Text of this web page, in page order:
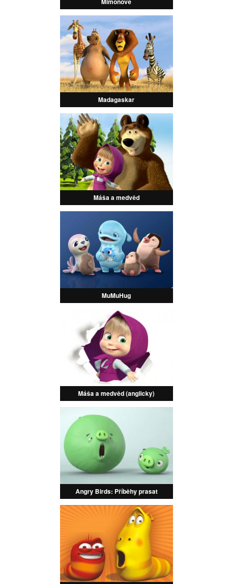
Madagaskar
Máša a medvěd
MuMuHug
Máša a medvěd (anglicky)
Angry Birds: Příběhy prasat